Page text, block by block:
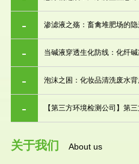
渗滤液之殇：畜禽堆肥场的
当碱液穿透生化防线：化纤
泡沫之困：化妆品清洗废水
【第三方环境检测公司】第
关于我们 About us